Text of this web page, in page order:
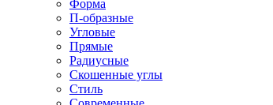
Форма
П-образные
Угловые
Прямые
Радиусные
Скошенные углы
Стиль